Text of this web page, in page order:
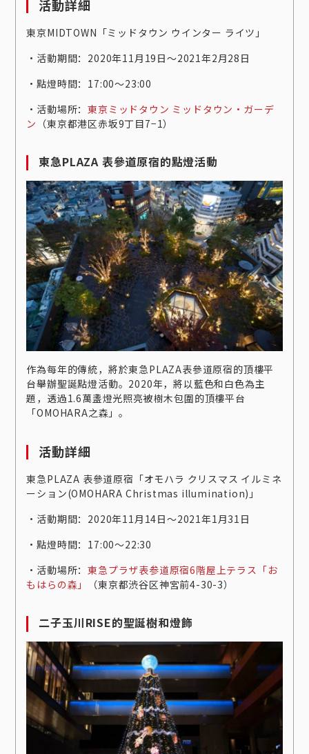
活動詳細
東京MIDTOWN「ミッドタウン ウインター ライツ」
‧活動期間：2020年11月19日～2021年2月28日
‧點燈時間：17:00～23:00
‧活動場所：東京ミッドタウン ミッドタウン・ガーデ
ン （東京都港区赤坂9丁目7−1）
東急PLAZA 表參道原宿的點燈活動
作為每年的傳統，將於東急PLAZA表參道原宿的頂樓平
台舉辦聖誕點燈活動。2020年，將以藍色和白色為主
題，透過1.6萬盞燈光照亮被樹木包圍的頂樓平台
「OMOHARA之森」。
活動詳細
東急PLAZA 表參道原宿「オモハラ クリスマス イルミネ
ーション(OMOHARA Christmas illumination)」
‧活動期間：2020年11月14日〜2021年1月31日
‧點燈時間：17:00〜22:30
‧活動場所：東急プラザ表参道原宿6階屋上テラス「お
もはらの森」
（東京都渋谷区神宮前4-30-3）
二子玉川RISE的聖誕樹和燈飾